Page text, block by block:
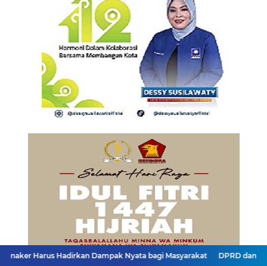
Dampak Nyata bagi Masyarakat DPRD dan Gubernur Jawa